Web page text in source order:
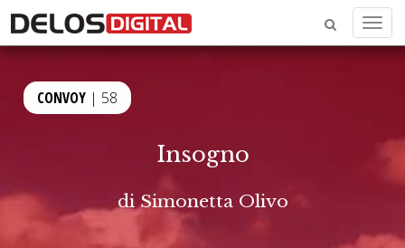
Menu
CONVOY | 58
Insogno
diSimonetta Olivo